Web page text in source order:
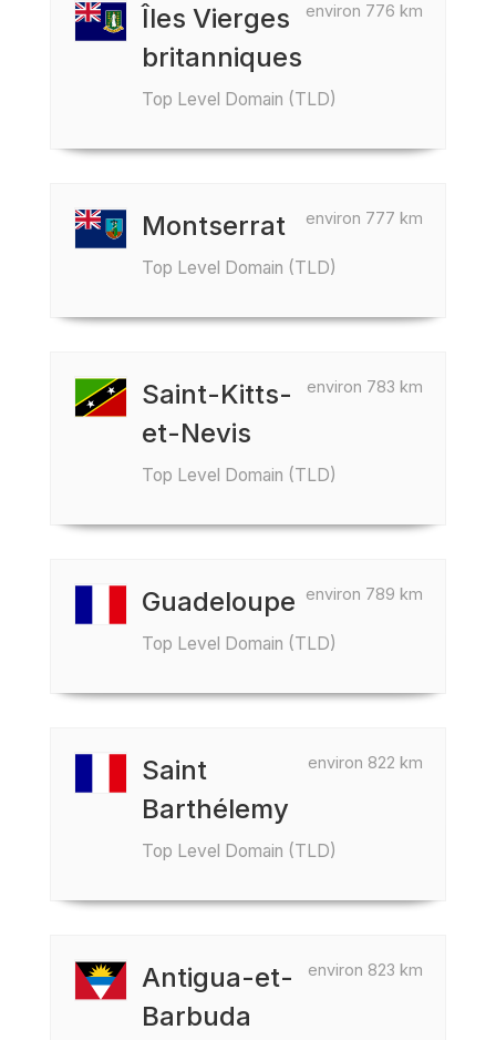
environ 776 km
Îles Vierges
britanniques
Top Level Domain (TLD)
environ 777 km
Montserrat
Top Level Domain (TLD)
environ 783 km
Saint-Kitts-
et-Nevis
Top Level Domain (TLD)
environ 789 km
Guadeloupe
Top Level Domain (TLD)
environ 822 km
Saint
Barthélemy
Top Level Domain (TLD)
environ 823 km
Antigua-et-
Barbuda